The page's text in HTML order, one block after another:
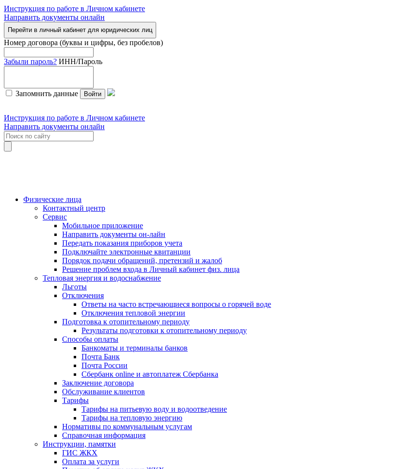
Инструкция по работе в Личном кабинете
Направить документы онлайн
Перейти в личный кабинет для юридических лиц
Номер договора (буквы и цифры, без пробелов)
Забыли пароль? ИНН/Пароль
Запомнить данные Войти
Инструкция по работе в Личном кабинете
Направить документы онлайн
Физические лица
Контактный центр
Сервис
Мобильное приложение
Направить документы он-лайн
Передать показания приборов учета
Подключайте электронные квитанции
Порядок подачи обращений, претензий и жалоб
Решение проблем входа в Личный кабинет физ. лица
Тепловая энергия и водоснабжение
Льготы
Отключения
Ответы на часто встречающиеся вопросы о горячей воде
Отключения тепловой энергии
Подготовка к отопительному периоду
Результаты подготовки к отопительному периоду
Способы оплаты
Банкоматы и терминалы банков
Почта Банк
Почта России
Сбербанк online и автоплатеж Сбербанка
Заключение договора
Обслуживание клиентов
Тарифы
Тарифы на питьевую воду и водоотведение
Тарифы на тепловую энергию
Нормативы по коммунальным услугам
Справочная информация
Инструкции, памятки
ГИС ЖКХ
Оплата за услуги